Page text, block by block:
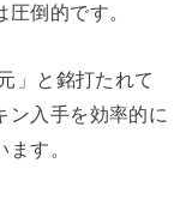
倒的です。
」と銘打たれて
ン入手を効率的に
す。